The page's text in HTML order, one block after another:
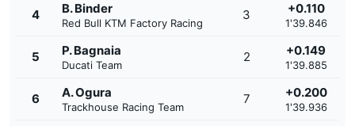
4 B. Binder
Red Bull KTM Factory Racing
3 +0.110
1'39.846
5 P. Bagnaia
Ducati Team
2 +0.149
1'39.885
6 A. Ogura
Trackhouse Racing Team
7 +0.200
1'39.936